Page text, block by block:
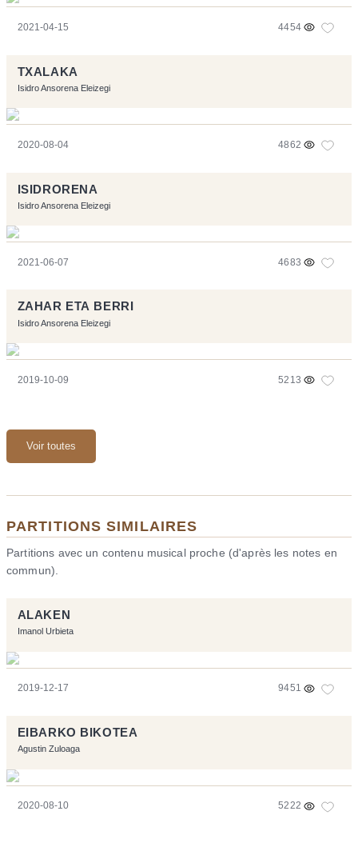
2021-04-15 4454
TXALAKA
Isidro Ansorena Eleizegi
2020-08-04 4862
ISIDRORENA
Isidro Ansorena Eleizegi
2021-06-07 4683
ZAHAR ETA BERRI
Isidro Ansorena Eleizegi
2019-10-09 5213
Voir toutes
PARTITIONS SIMILAIRES
Partitions avec un contenu musical proche (d'après les notes en
commun).
ALAKEN
Imanol Urbieta
2019-12-17 9451
EIBARKO BIKOTEA
Agustin Zuloaga
2020-08-10 5222